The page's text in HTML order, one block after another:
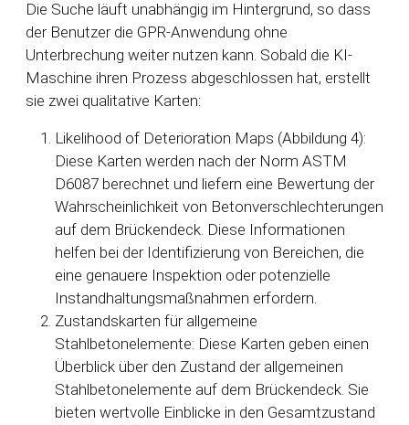
Die Suche läuft unabhängig im Hintergrund, so dass
der Benutzer die GPR-Anwendung ohne
Unterbrechung weiter nutzen kann. Sobald die KI-
Maschine ihren Prozess abgeschlossen hat, erstellt
sie zwei qualitative Karten:
Likelihood of Deterioration Maps (Abbildung 4):
Diese Karten werden nach der Norm ASTM
D6087 berechnet und liefern eine Bewertung der
Wahrscheinlichkeit von Betonverschlechterungen
auf dem Brückendeck. Diese Informationen
helfen bei der Identifizierung von Bereichen, die
eine genauere Inspektion oder potenzielle
Instandhaltungsmaßnahmen erfordern.
Zustandskarten für allgemeine
Stahlbetonelemente: Diese Karten geben einen
Überblick über den Zustand der allgemeinen
Stahlbetonelemente auf dem Brückendeck. Sie
bieten wertvolle Einblicke in den Gesamtzustand